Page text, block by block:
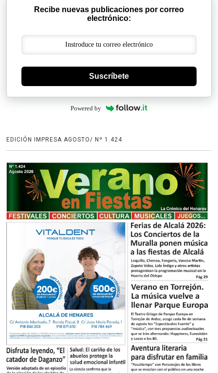
Recibe nuevas publicaciones por correo
electrónico:
Suscríbete
Powered by
EDICIÓN IMPRESA AGOSTO/ Nº 1.424